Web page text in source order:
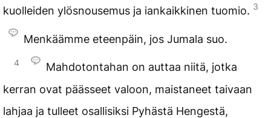
kuolleiden ylösnousemus ja iankaikkinen tuomio. 3
Menkäämme eteenpäin, jos Jumala suo.
4
Mahdotontahan on auttaa niitä, jotka
kerran ovat päässeet valoon, maistaneet taivaan
lahjaa ja tulleet osallisiksi Pyhästä Hengestä,